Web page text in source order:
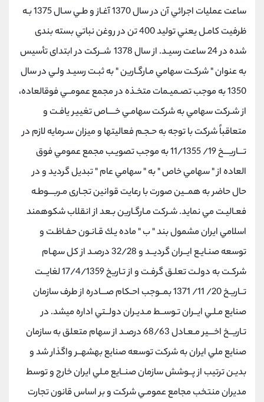
ساعت عمليات اجرائي آن در سال 1370 آغـاز و طـي سـال 1375 بـه
ظرفيت كامـل یعني توليد 400 تن در روغن نباتي بسته بندی
شده در 24 ساعت رسيـد. از سال 1378 شــركت در ابتدای تأسيس
به عنوان " شركـت سهامي مـارگـارین " به ثبـت رسيـد ولـي در سال
1350 به موجب تصـميـمات متخـذه در مجمع عمومــي فوقالعاده،
از شـركت سهامي به شركت سهامـي خــــاص تغيير یافـت و
متعاقباً شركت با توجه به حـجـم فعاليتها و ميزان سـرمایه لازم در
تـــاریـــخ 19/ 11/1355 به موجب تصویـب مجمع عمومي فوق
العاده از " سهامي خاص " به " سهامي عام " تبدیل گردید و در
حال حاضر به همــين صورت با رعایت قوانين تجـاری مـربـــوطـه
فعـاليـت مي نماید. شـركت مـارگـارین بـعد از انقلاب شكوهمند
اسلامي ایران مشمول بند " ب " ماده یـك قـانـون حفـاظـت و
توسعه صنـایـع ایــران گردیــد و 32/28 درصـد از كل سهـام
شركـت به دولـت تعلـق گرفـت و از تـاریخ 17/4/1359 لغایــت
تــاریـخ 20/ 11/ 1371 بمــوجب احـكام صـــادره از طرف سازمان
صنایع مـلـي ایــران تـوســط مـدیـران دولــتي اداره ميشد. در
تـاریــخ اخـــير مـعـادل 68/63 درصـد از سهام متعلق به سازمان
صنایع ملي ایران به شركت توسعه صنایع بهشهــر واگذار شد و
بدیـن ترتيب از پــوشش سازمان صنــایع مـلي ایران خارج و توسط
مدیران منتخب مجامع عمومـي شركت و بر اساس قانون تجارت